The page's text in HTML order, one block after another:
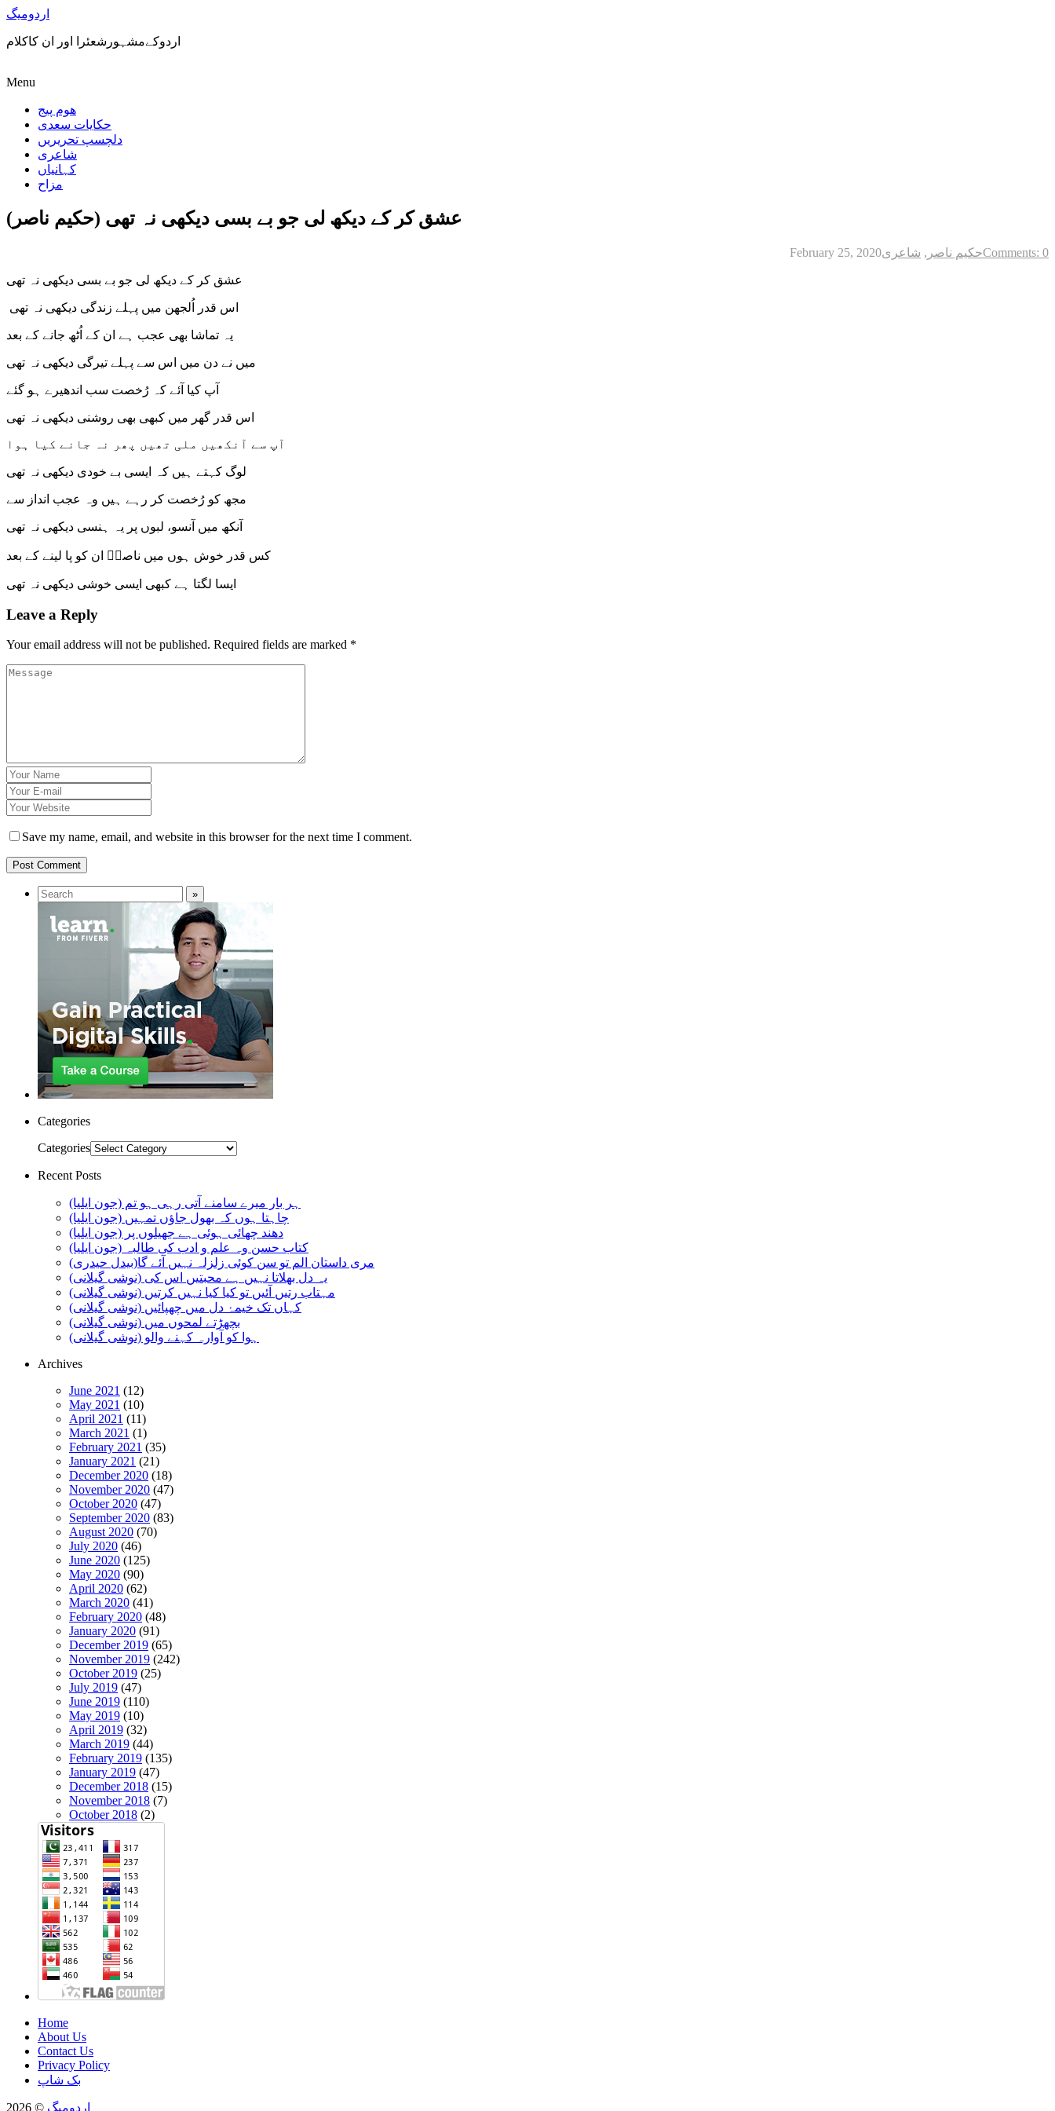
اردومیگ
اردوکےمشہورشعئرا اور ان کاکلام
Menu
ھوم پیج
حکایات سعدی
دلچسپ تحریریں
شاعری
کہانیاں
مزاح
عشق کر کے دیکھ لی جو بے بسی دیکھی نہ تھی (حکیم ناصر)
February 25, 2020 حکیم ناصر , شاعری Comments: 0
عشق کر کے دیکھ لی جو بے بسی دیکھی نہ تھی
اس قدر اُلجھن میں پہلے زندگی دیکھی نہ تھی
یہ تماشا بھی عجب ہے ان کے اُٹھ جانے کے بعد
میں نے دن میں اس سے پہلے تیرگی دیکھی نہ تھی
آپ کیا آئے کہ رُخصت سب اندھیرے ہو گئے
اس قدر گھر میں کبھی بھی روشنی دیکھی نہ تھی
آپ سے آنکھیں ملی تھیں پھر نہ جانے کیا ہوا
لوگ کہتے ہیں کہ ایسی بے خودی دیکھی نہ تھی
مجھ کو رُخصت کر رہے ہیں وہ عجب انداز سے
آنکھ میں آنسو، لبوں پر یہ ہنسی دیکھی نہ تھی
کس قدر خوش ہوں میں ناصرؔ ان کو پا لینے کے بعد
ایسا لگتا ہے کبھی ایسی خوشی دیکھی نہ تھی
Leave a Reply
Your email address will not be published. Required fields are marked *
Save my name, email, and website in this browser for the next time I comment.
Categories
Categories
Recent Posts
ہر بار میرے سامنے آتی رہی ہو تم (جون ایلیا)
چاہتا ہوں کہ بھول جاؤں تمہیں (جون ایلیا)
دھند چھائی ہوئی ہے جھیلوں پر (جون ایلیا)
کتاب حسن وہ علم و ادب کی طالبہ (جون ایلیا)
مری داستان الم تو سن کوئی زلزلہ نہیں آئے گا(بیدل حیدری)
یہ دل بھلاتا نہیں ہے محبتیں اس کی (نوشی گیلانی)
مہتاب رتیں آئیں تو کیا کیا نہیں کرتیں (نوشی گیلانی)
کہاں تک خیمۂ دل میں چھپائیں (نوشی گیلانی)
بچھڑتے لمحوں میں (نوشی گیلانی)
ہوا کو آوارہ کہنے والو (نوشی گیلانی)
Archives
June 2021 (12)
May 2021 (10)
April 2021 (11)
March 2021 (1)
February 2021 (35)
January 2021 (21)
December 2020 (18)
November 2020 (47)
October 2020 (47)
September 2020 (83)
August 2020 (70)
July 2020 (46)
June 2020 (125)
May 2020 (90)
April 2020 (62)
March 2020 (41)
February 2020 (48)
January 2020 (91)
December 2019 (65)
November 2019 (242)
October 2019 (25)
July 2019 (47)
June 2019 (110)
May 2019 (10)
April 2019 (32)
March 2019 (44)
February 2019 (135)
January 2019 (47)
December 2018 (15)
November 2018 (7)
October 2018 (2)
Home
About Us
Contact Us
Privacy Policy
بک شاپ
اردومیگ © 2026